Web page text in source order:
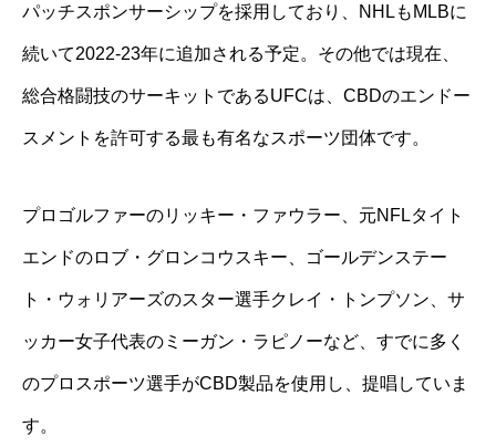
パッチスポンサーシップを採用しており、NHLもMLBに
続いて2022-23年に追加される予定。その他では現在、
総合格闘技のサーキットであるUFCは、CBDのエンドー
スメントを許可する最も有名なスポーツ団体です。
プロゴルファーのリッキー・ファウラー、元NFLタイト
エンドのロブ・グロンコウスキー、ゴールデンステー
ト・ウォリアーズのスター選手クレイ・トンプソン、サ
ッカー女子代表のミーガン・ラピノーなど、すでに多く
のプロスポーツ選手がCBD製品を使用し、提唱していま
す。